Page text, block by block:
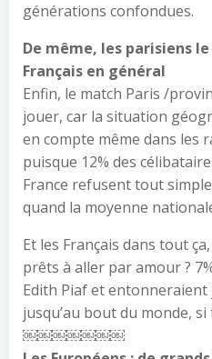
générations confondues.
De même, les parisiens
Français en général
Enfin, le match Paris /
jouer, car la situation
en compte même dans les
puisque 12% des
France refusent tout
quand la moyenne
Et les Français dans tout
prêts à aller par amour ?
Edith Piaf et entonneraient
jusqu’au bout du monde,
￼￼￼￼￼￼￼